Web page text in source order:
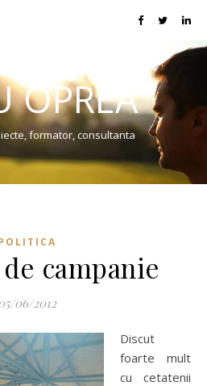
OPREA
formator, consultanta
campanie
06/2012
Discut
foarte mult
cu cetatenii